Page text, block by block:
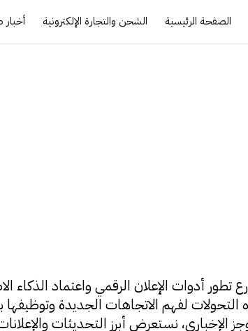
الصفحة الرئيسية الشحن والتجارة الإلكترونية
تطور أدوات الإعلان الرقمي واعتماد الذكاء
لفهم الاتجاهات الجديدة وتوظيفها